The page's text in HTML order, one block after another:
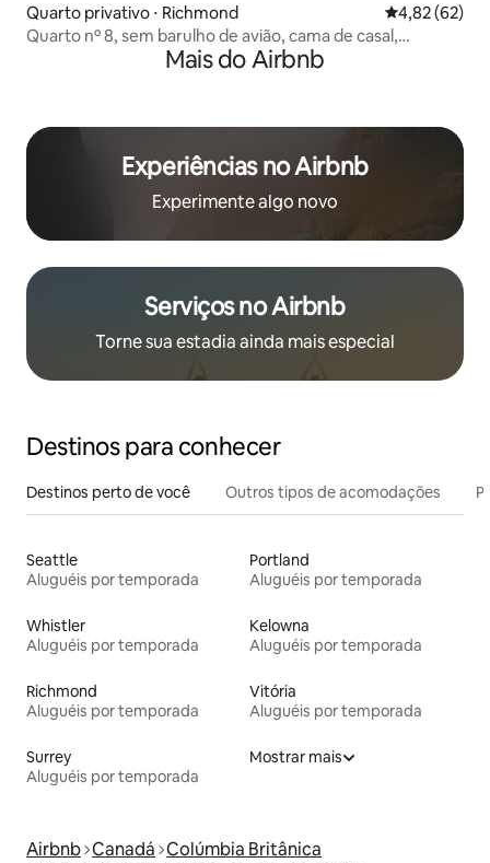
Quarto privativo ⋅ Richmond 4,82 de uma
4,82 (62)
Quarto nº 8, sem barulho de avião, cama de casal,
banheiro e chuveiro compartilhados com o quarto nº 7.
Mais do Airbnb
Experiências no Airbnb
Experimente algo novo
Serviços no Airbnb
Torne sua estadia ainda mais especial
Destinos para conhecer
Destinos perto de você Outros tipos de acomodações
Seattle
Aluguéis por temporada
Portland
Aluguéis por temporada
Whistler
Aluguéis por temporada
Kelowna
Aluguéis por temporada
Richmond
Aluguéis por temporada
Vitória
Aluguéis por temporada
Surrey
Aluguéis por temporada
Mostrar mais
Airbnb Canadá Colúmbia Britânica